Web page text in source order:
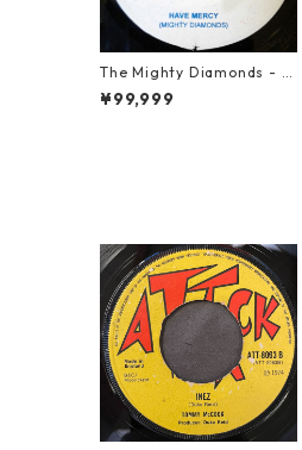
The Mighty Diamonds - H
ave Mercy 【7-21820】
¥99,999